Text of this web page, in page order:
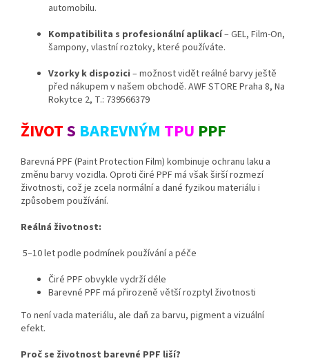
automobilu.
Kompatibilita s profesionální aplikací– GEL, Film-On,
šampony, vlastní roztoky, které používáte.
Vzorky k dispozici – možnost vidět reálné barvy ještě
před nákupem v našem obchodě. AWF STORE Praha 8, Na
Rokytce 2, T.: 739566379
ŽIVOTS BAREVNÝM TPU PPF
Barevná PPF (Paint Protection Film) kombinuje ochranu laku a
změnu barvy vozidla. Oproti čiré PPF má však širší rozmezí
životnosti, což je zcela normální a dané fyzikou materiálu i
způsobem používání.
Reálná životnost:
5–10 let podle podmínek používání a péče
Čiré PPF obvykle vydrží déle
Barevné PPF má přirozeně větší rozptyl životnosti
To není vada materiálu, ale daň za barvu, pigment a vizuální
efekt.
Proč se životnost barevné PPF liší?